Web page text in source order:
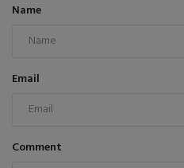
Name
Email
Comment